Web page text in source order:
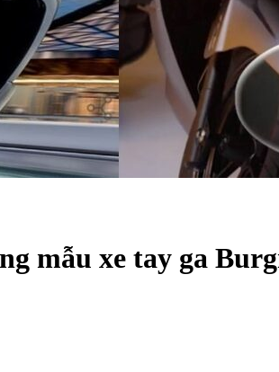
mẫu xe tay ga